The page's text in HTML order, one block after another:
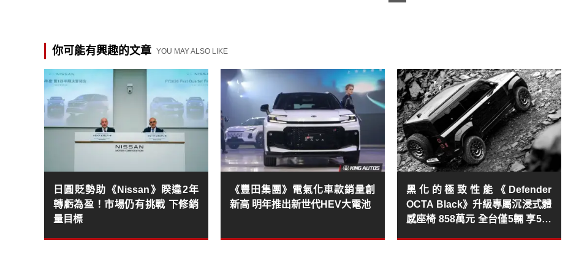
你可能有興趣的文章 YOU MAY ALSO LIKE
日圓貶勢助《Nissan》睽違2年
轉虧為盈！市場仍有挑戰 下修銷
量目標
《豐田集團》電氣化車款銷量創
新高 明年推出新世代HEV大電池
黑化的極致性能《Defender
OCTA Black》升級專屬沉浸式體
感座椅 858萬元 全台僅5輛 享5年